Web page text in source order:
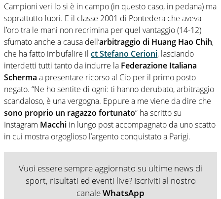
Campioni veri lo si è in campo (in questo caso, in pedana) ma
soprattutto fuori. E il classe 2001 di Pontedera che aveva
l’oro tra le mani non recrimina per quel vantaggio (14-12)
sfumato anche a causa dell’arbitraggio di Huang Hao Chih,
che ha fatto imbufalire il ct Stefano Cerioni, lasciando
interdetti tutti tanto da indurre la Federazione Italiana
Scherma a presentare ricorso al Cio per il primo posto
negato. “Ne ho sentite di ogni: ti hanno derubato, arbitraggio
scandaloso, è una vergogna. Eppure a me viene da dire che
sono proprio un ragazzo fortunato” ha scritto su
Instagram Macchi in lungo post accompagnato da uno scatto
in cui mostra orgoglioso l’argento conquistato a Parigi.
Vuoi essere sempre aggiornato su ultime news di
sport, risultati ed eventi live? Iscriviti al nostro
canaleWhatsApp